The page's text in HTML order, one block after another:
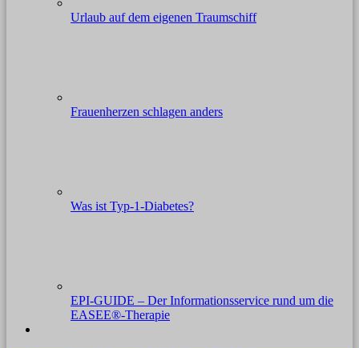
Urlaub auf dem eigenen Traumschiff
Frauenherzen schlagen anders
Was ist Typ-1-Diabetes?
EPI-GUIDE – Der Informationsservice rund um die
EASEE®-Therapie